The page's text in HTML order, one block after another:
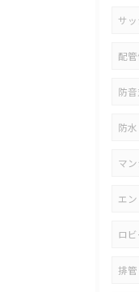
サッ
配
防
防水
マ
エ
ロビ
排管